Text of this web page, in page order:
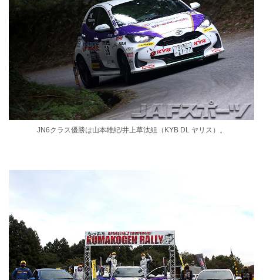
JN6クラス優勝は山本雄紀/井上草汰組（KYB DL ヤリス）。